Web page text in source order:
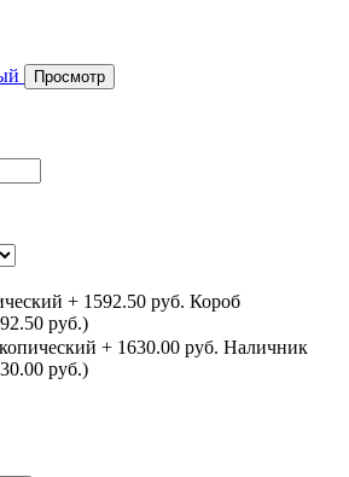
Просмотр
Короб
руб.)
Наличник
руб.)